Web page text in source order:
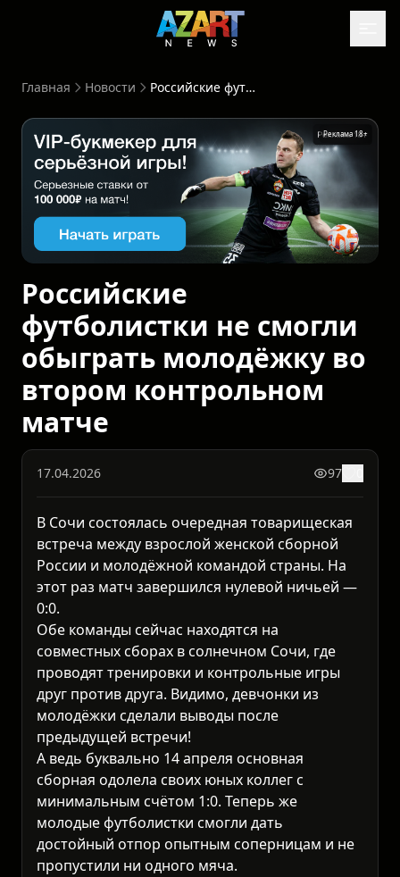
Главная Новости Российские футболистки не смогли обыграть молодёжку во втором контрольном матче
Российские
футболистки не смогли
обыграть молодёжку во
втором контрольном
матче
17.04.2026 97
В Сочи состоялась очередная товарищеская
встреча между взрослой женской сборной
России и молодёжной командой страны. На
этот раз матч завершился нулевой ничьей —
0:0.
Обе команды сейчас находятся на
совместных сборах в солнечном Сочи, где
проводят тренировки и контрольные игры
друг против друга. Видимо, девчонки из
молодёжки сделали выводы после
предыдущей встречи!
А ведь буквально 14 апреля основная
сборная одолела своих юных коллег с
минимальным счётом 1:0. Теперь же
молодые футболистки смогли дать
достойный отпор опытным соперницам и не
пропустили ни одного мяча.